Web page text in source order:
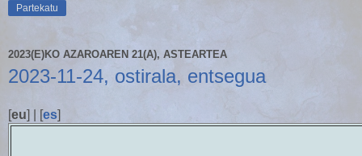
Partekatu
2023(E)KO AZAROAREN 21(A), ASTEARTEA
2023-11-24, ostirala, entsegua
[eu] | [es]